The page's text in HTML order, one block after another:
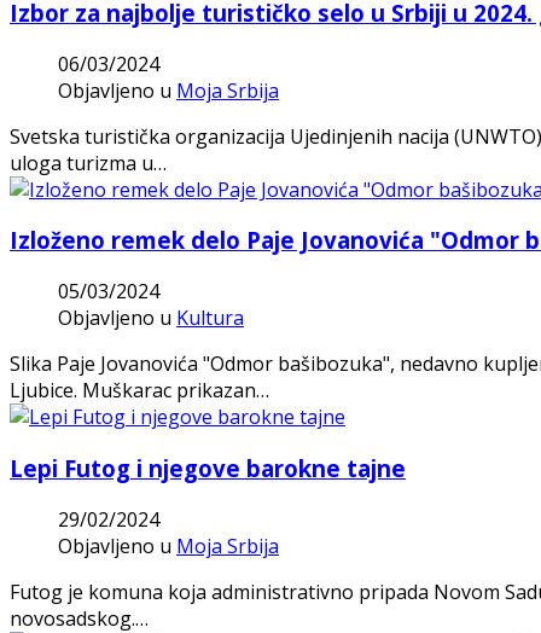
Izbor za najbolje turističko selo u Srbiji u 2024.
06/03/2024
Objavljeno u Moja Srbija
Svetska turistička organizacija Ujedinjenih nacija
uloga turizma u…
Izloženo remek delo Paje Jovanovića "Odmor
05/03/2024
Objavljeno u Kultura
Slika Paje Jovanovića "Odmor bašibozuka", nedavno
Ljubice. Muškarac prikazan…
Lepi Futog i njegove barokne tajne
29/02/2024
Objavljeno u Moja Srbija
Futog je komuna koja administrativno pripada Novom
novosadskog.…